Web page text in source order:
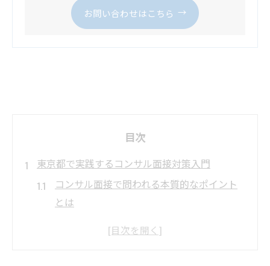
お問い合わせはこちら
目次
東京都で実践するコンサル面接対策入門
コンサル面接で問われる本質的なポイント
とは